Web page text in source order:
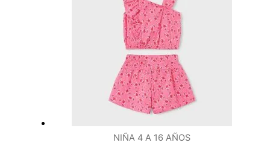
NIÑA 4 A 16 AÑOS